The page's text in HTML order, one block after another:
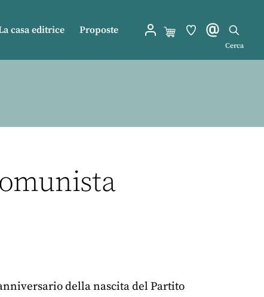
casa editrice Proposte
Cerca
della nascita del Partito